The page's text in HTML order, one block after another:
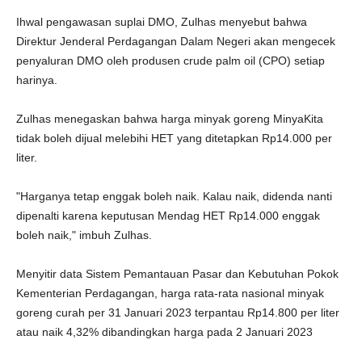
Ihwal pengawasan suplai DMO, Zulhas menyebut bahwa
Direktur Jenderal Perdagangan Dalam Negeri akan mengecek
penyaluran DMO oleh produsen crude palm oil (CPO) setiap
harinya.
Zulhas menegaskan bahwa harga minyak goreng MinyaKita
tidak boleh dijual melebihi HET yang ditetapkan Rp14.000 per
liter.
"Harganya tetap enggak boleh naik. Kalau naik, didenda nanti
dipenalti karena keputusan Mendag HET Rp14.000 enggak
boleh naik," imbuh Zulhas.
Menyitir data Sistem Pemantauan Pasar dan Kebutuhan Pokok
Kementerian Perdagangan, harga rata-rata nasional minyak
goreng curah per 31 Januari 2023 terpantau Rp14.800 per liter
atau naik 4,32% dibandingkan harga pada 2 Januari 2023